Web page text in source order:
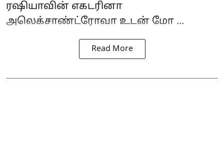
ரஷியாவின் எகடரினா
அலெக்சாண்ட்ரோவா உடன் மோ ...
Read More